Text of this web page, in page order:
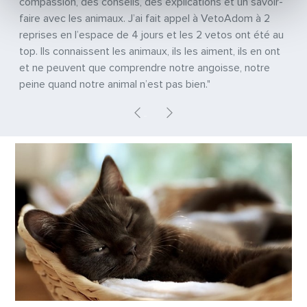
faire avec les animaux. J’ai fait appel à VetoAdom à 2
reprises en l’espace de 4 jours et les 2 vetos ont été au
top. Ils connaissent les animaux, ils les aiment, ils en ont
et ne peuvent que comprendre notre angoisse, notre
peine quand notre animal n’est pas bien."
Previous